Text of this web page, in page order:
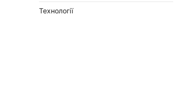
Технології